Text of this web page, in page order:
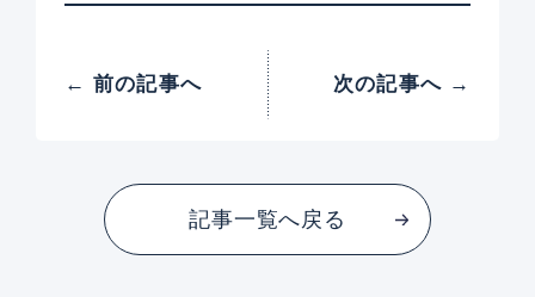
← 前の記事へ 次の記事へ →
記事一覧へ戻る